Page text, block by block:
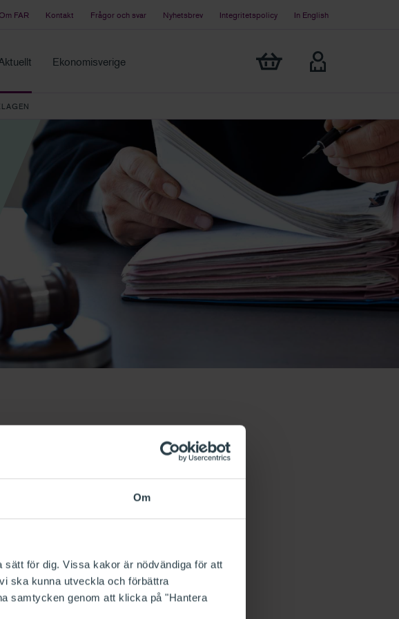
Om
för dig. Vissa kakor är nödvändiga för att
ska kunna utveckla och förbättra
samtycken genom att klicka på "Hantera
Om FAR Kontakt Frågor och svar Nyhetsbrev Integritetspolicy In English
Ekonomisverige Visa min varukorg